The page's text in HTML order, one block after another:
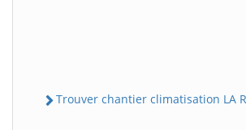
Trouver chantier climatisation LA